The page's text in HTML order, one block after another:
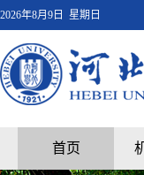
2026年8月9日 星期日
首页